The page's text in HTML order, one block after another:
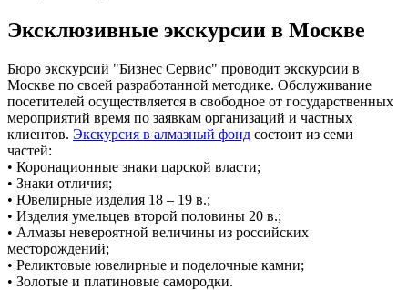
Эксклюзивные экскурсии в Москве
Бюро экскурсий "Бизнес Сервис" проводит экскурсии в
Москве по своей разработанной методике. Обслуживание
посетителей осуществляется в свободное от государственных
мероприятий время по заявкам организаций и частных
клиентов. Экскурсия в алмазный фонд состоит из семи
частей:
• Коронационные знаки царской власти;
• Знаки отличия;
• Ювелирные изделия 18 – 19 в.;
• Изделия умельцев второй половины 20 в.;
• Алмазы невероятной величины из российских
месторождений;
• Реликтовые ювелирные и поделочные камни;
• Золотые и платиновые самородки.